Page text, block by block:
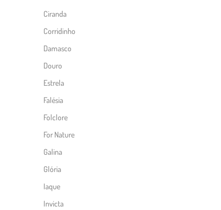
Ciranda
Corridinho
Damasco
Douro
Estrela
Falésia
Folclore
For Nature
Galina
Glória
Iaque
Invicta